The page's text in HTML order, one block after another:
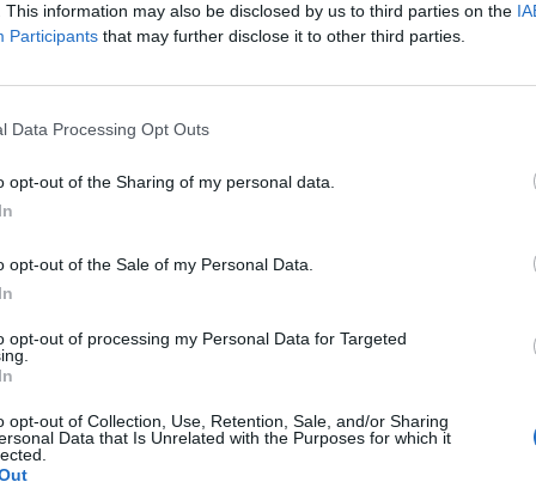
This information may also be disclosed by us to third parties on the
Participants that may further disclose it to other third parties.
Data Processing Opt Outs
opt-out of the Sharing of my personal data.
opt-out of the Sale of my Personal Data.
opt-out of processing my Personal Data for Targeted
opt-out of Collection, Use, Retention, Sale, and/or Sharing
Data that Is Unrelated with the Purposes for which it
kérelmek száma rosszabb volt a várt értéknél.
rátáját nem módosította. A fél háromkor kezdődő
portfolio.hu hírarchívumához tartozik, melynek olvasása
tartalmazza:
cikkarchívum